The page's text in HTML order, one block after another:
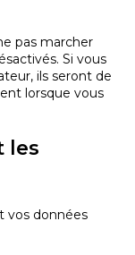
pas marcher
Si vous
ils seront de
lorsque vous
les
vos données